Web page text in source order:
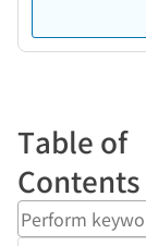
Table of
Contents